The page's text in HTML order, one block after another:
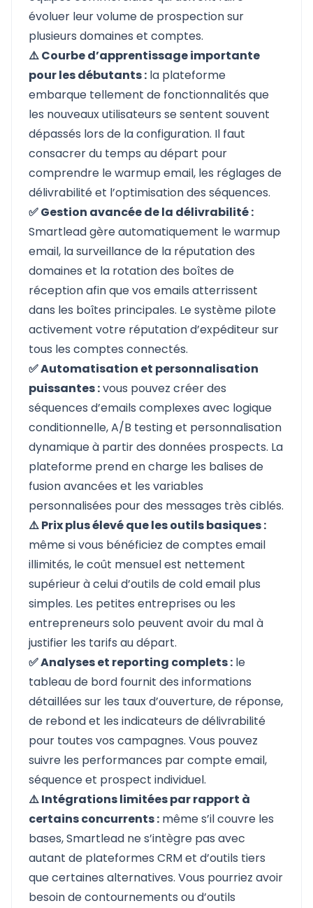
évoluer leur volume de prospection sur
plusieurs domaines et comptes.
⚠️ Courbe d’apprentissage importante
pour les débutants : la plateforme
embarque tellement de fonctionnalités que
les nouveaux utilisateurs se sentent souvent
dépassés lors de la configuration. Il faut
consacrer du temps au départ pour
comprendre le warmup email, les réglages de
délivrabilité et l’optimisation des séquences.
✅ Gestion avancée de la délivrabilité :
Smartlead gère automatiquement le warmup
email, la surveillance de la réputation des
domaines et la rotation des boîtes de
réception afin que vos emails atterrissent
dans les boîtes principales. Le système pilote
activement votre réputation d’expéditeur sur
tous les comptes connectés.
✅ Automatisation et personnalisation
puissantes :vous pouvez créer des
séquences d’emails complexes avec logique
conditionnelle, A/B testing et personnalisation
dynamique à partir des données prospects. La
plateforme prend en charge les balises de
fusion avancées et les variables
personnalisées pour des messages très ciblés.
⚠️ Prix plus élevé que les outils basiques :
même si vous bénéficiez de comptes email
illimités, le coût mensuel est nettement
supérieur à celui d’outils de cold email plus
simples. Les petites entreprises ou les
entrepreneurs solo peuvent avoir du mal à
justifier les tarifs au départ.
✅ Analyses et reporting complets : le
tableau de bord fournit des informations
détaillées sur les taux d’ouverture, de réponse,
de rebond et les indicateurs de délivrabilité
pour toutes vos campagnes. Vous pouvez
suivre les performances par compte email,
séquence et prospect individuel.
⚠️ Intégrations limitées par rapport à
certains concurrents : même s’il couvre les
bases, Smartlead ne s’intègre pas avec
autant de plateformes CRM et d’outils tiers
que certaines alternatives. Vous pourriez avoir
besoin de contournements ou d’outils